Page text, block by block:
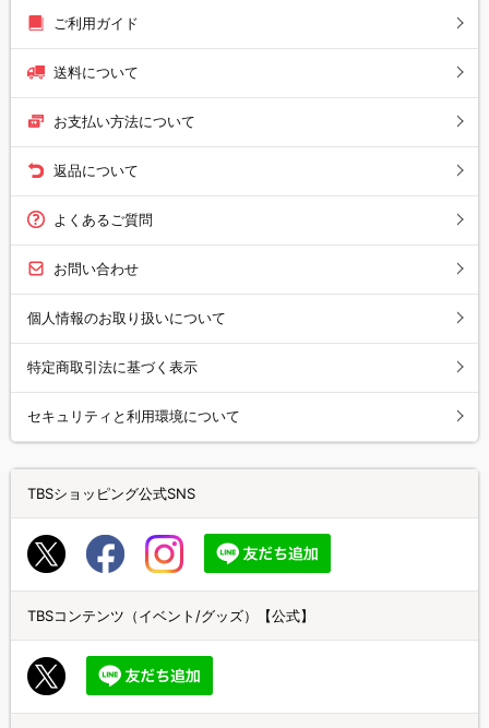
ご利用ガイド
送料について
お支払い方法について
返品について
よくあるご質問
お問い合わせ
個人情報のお取り扱いについて
特定商取引法に基づく表示
セキュリティと利用環境について
TBSショッピング公式SNS
TBSコンテンツ（イベント/グッズ）【公式】